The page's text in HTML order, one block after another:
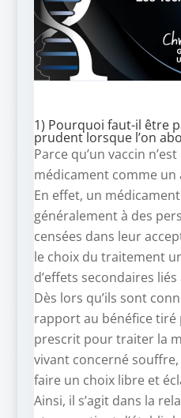
1) Pourquoi faut-il être
prudent lorsque l’on
Parce qu’un vaccin
médicament comme un
En effet, un médicament
généralement à des
censées dans leur
le choix du traitement
d’effets secondaires
Dès lors qu’ils sont
rapport au bénéfice tiré
prescrit pour traiter la
vivant concerné
faire un choix libre et
Ainsi, il s’agit dans la